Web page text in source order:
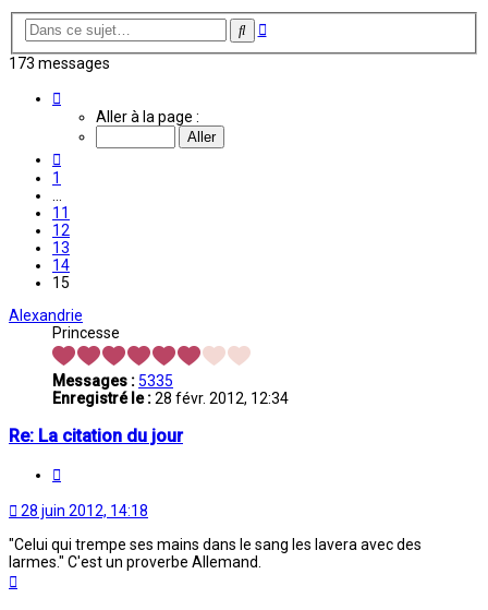
Rechercher
Recherche
173 messages
Aller à la page :
1
11
12
13
14
15
Alexandrie
Princesse
Messages :5335
Enregistré le :28 févr. 2012, 12:34
Re: La citation du jour
28 juin 2012, 14:18
"Celui qui trempe ses mains dans le sang les lavera avec des
larmes." C'est un proverbe Allemand.